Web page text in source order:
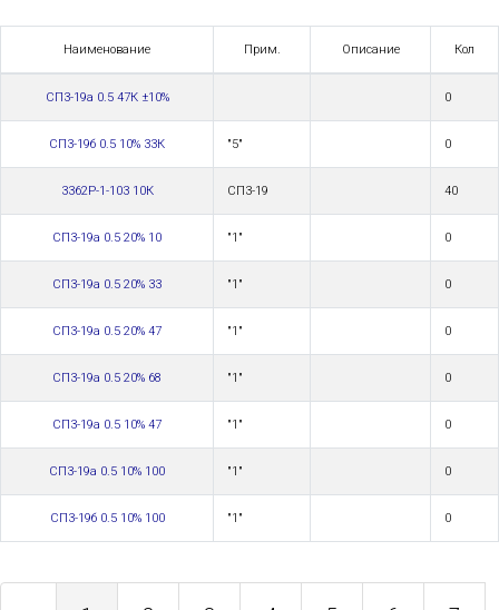
Наименование Прим. Описание Кол
СП3-19а 0.5 47К ±10% 0
СП3-19б 0.5 10% 33К "5" 0
3362P-1-103 10К СП3-19 40
СП3-19а 0.5 20% 10 "1" 0
СП3-19а 0.5 20% 33 "1" 0
СП3-19а 0.5 20% 47 "1" 0
СП3-19а 0.5 20% 68 "1" 0
СП3-19а 0.5 10% 47 "1" 0
СП3-19а 0.5 10% 100 "1" 0
СП3-19б 0.5 10% 100 "1" 0